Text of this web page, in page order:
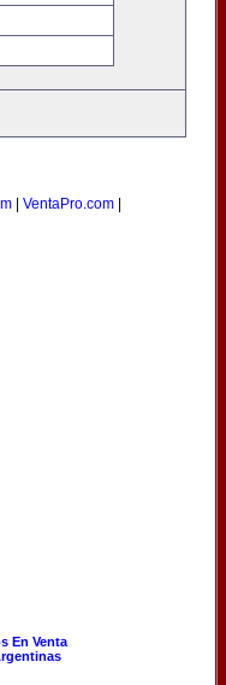
VentaPro.com
En Venta